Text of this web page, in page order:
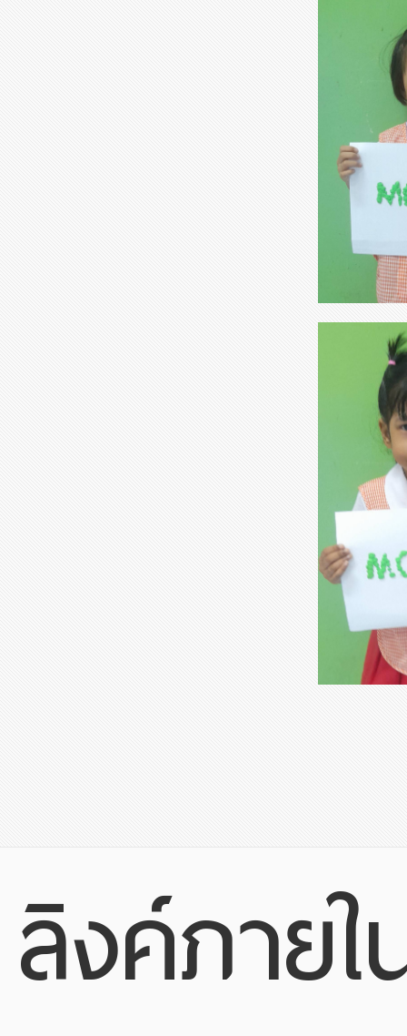
ลิงค์ภายใ